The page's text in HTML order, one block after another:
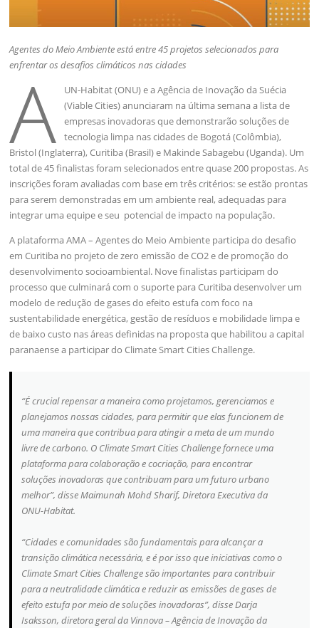
Agentes do Meio Ambiente está entre 45 projetos selecionados para
enfrentar os desafios climáticos nas cidades
A
UN-Habitat (ONU) e a Agência de Inovação da Suécia
(Viable Cities) anunciaram na última semana a lista de
empresas inovadoras que demonstrarão soluções de
tecnologia limpa nas cidades de Bogotá (Colômbia),
Bristol (Inglaterra), Curitiba (Brasil) e Makinde Sabagebu (Uganda). Um
total de 45 finalistas foram selecionados entre quase 200 propostas. As
inscrições foram avaliadas com base em três critérios: se estão prontas
para serem demonstradas em um ambiente real, adequadas para
integrar uma equipe e seu potencial de impacto na população.
A plataforma AMA – Agentes do Meio Ambiente participa do desafio
em Curitiba no projeto de zero emissão de CO2 e de promoção do
desenvolvimento socioambiental. Nove finalistas participam do
processo que culminará com o suporte para Curitiba desenvolver um
modelo de redução de gases do efeito estufa com foco na
sustentabilidade energética, gestão de resíduos e mobilidade limpa e
de baixo custo nas áreas definidas na proposta que habilitou a capital
paranaense a participar do Climate Smart Cities Challenge.
“É crucial repensar a maneira como projetamos, gerenciamos e
planejamos nossas cidades, para permitir que elas funcionem de
uma maneira que contribua para atingir a meta de um mundo
livre de carbono. O Climate Smart Cities Challenge fornece uma
plataforma para colaboração e cocriação, para encontrar
soluções inovadoras que contribuam para um futuro urbano
melhor”, disse Maimunah Mohd Sharif, Diretora Executiva da
ONU-Habitat.
“Cidades e comunidades são fundamentais para alcançar a
transição climática necessária, e é por isso que iniciativas como o
Climate Smart Cities Challenge são importantes para contribuir
para a neutralidade climática e reduzir as emissões de gases de
efeito estufa por meio de soluções inovadoras”, disse Darja
Isaksson, diretora geral da Vinnova – Agência de Inovação da